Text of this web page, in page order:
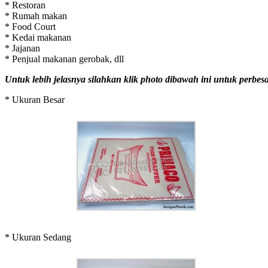
* Restoran
* Rumah makan
* Food Court
* Kedai makanan
* Jajanan
* Penjual makanan gerobak, dll
Untuk lebih jelasnya silahkan klik photo dibawah ini untuk
* Ukuran Besar
* Ukuran Sedang